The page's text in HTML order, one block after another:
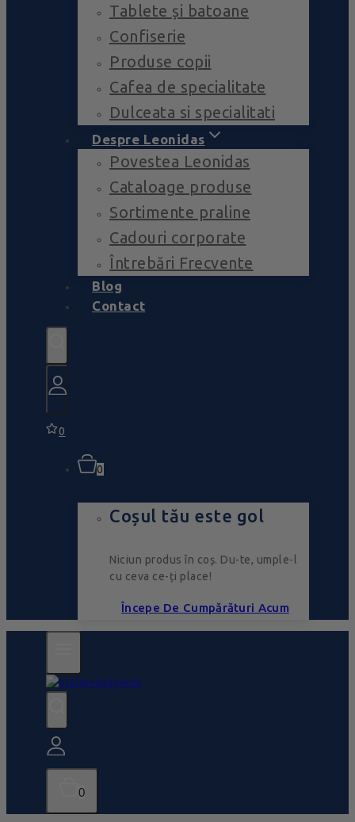
Tablete și batoane
Confiserie
Produse copii
Cafea de specialitate
Dulceata si specialitati
Despre Leonidas
Povestea Leonidas
Cataloage produse
Sortimente praline
Cadouri corporate
Întrebări Frecvente
Blog
Contact
0
0
Coșul tău este gol
Niciun produs în coș. Du-te, umple-l
cu ceva ce-ți place!
Începe De Cumpărături Acum
0